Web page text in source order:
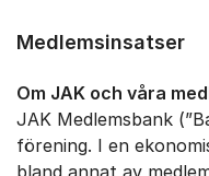
Medlemsinsatser
Om JAK och våra
JAK Medlemsbank
förening. I en
bland annat av